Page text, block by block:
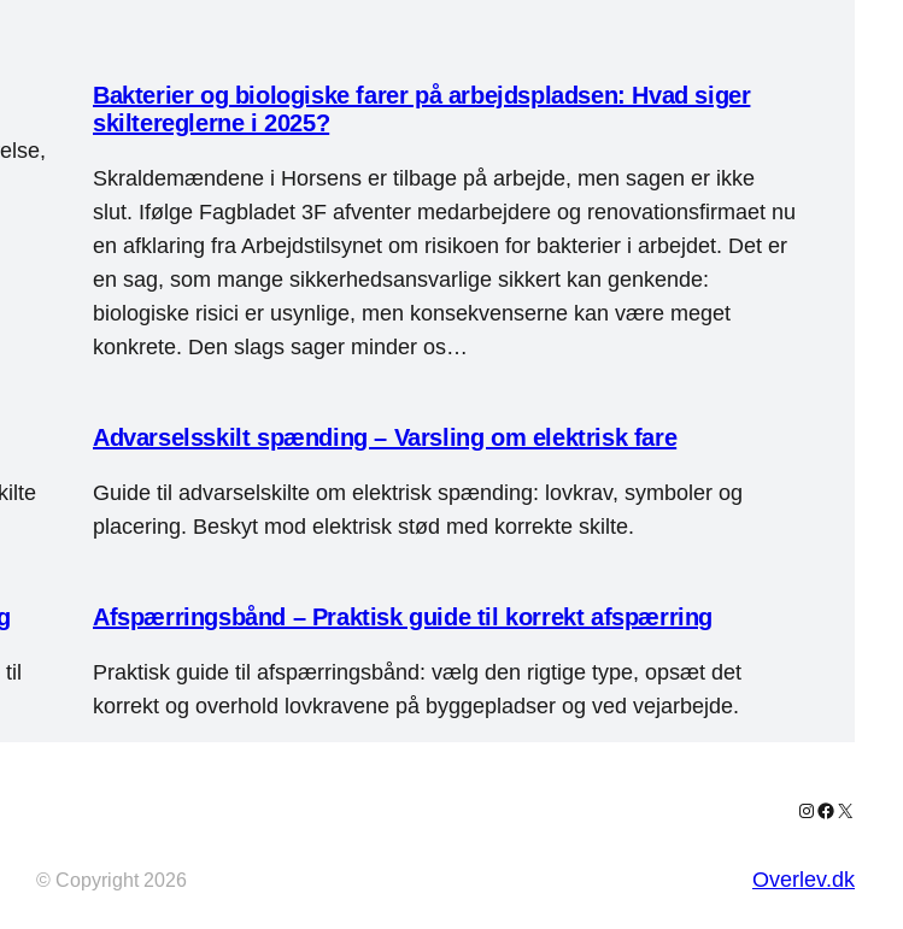
Bakterier og biologiske farer på arbejdspladsen: Hvad siger
skiltereglerne i 2025?
Skraldemændene i Horsens er tilbage på arbejde, men sagen er ikke
slut. Ifølge Fagbladet 3F afventer medarbejdere og renovationsfirmaet nu
en afklaring fra Arbejdstilsynet om risikoen for bakterier i arbejdet. Det er
en sag, som mange sikkerhedsansvarlige sikkert kan genkende:
biologiske risici er usynlige, men konsekvenserne kan være meget
konkrete. Den slags sager minder os…
Advarselsskilt spænding – Varsling om elektrisk fare
Guide til advarselskilte om elektrisk spænding: lovkrav, symboler og
placering. Beskyt mod elektrisk stød med korrekte skilte.
Afspærringsbånd – Praktisk guide til korrekt afspærring
Praktisk guide til afspærringsbånd: vælg den rigtige type, opsæt det
korrekt og overhold lovkravene på byggepladser og ved vejarbejde.
Instagram
Facebook
X
© Copyright 2026 Overlev.dk